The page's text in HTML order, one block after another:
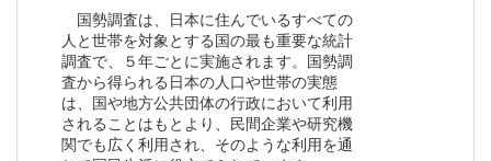
国勢調査は、日本に住んでいるすべての
人と世帯を対象とする国の最も重要な統計
調査で、５年ごとに実施されます。国勢調
査から得られる日本の人口や世帯の実態
は、国や地方公共団体の行政において利用
されることはもとより、民間企業や研究機
関でも広く利用され、そのような利用を通